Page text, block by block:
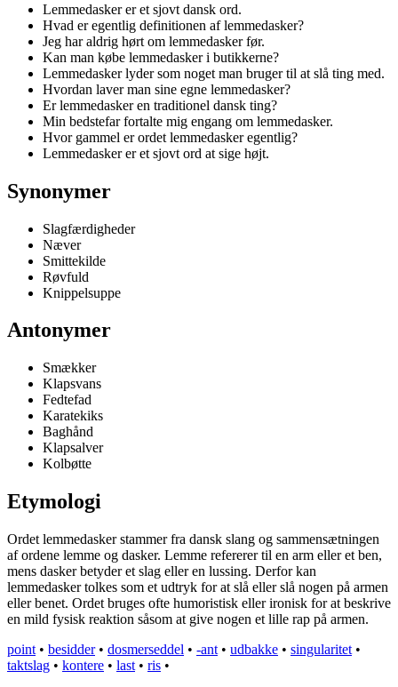
Lemmedasker er et sjovt dansk ord.
Hvad er egentlig definitionen af lemmedasker?
Jeg har aldrig hørt om lemmedasker før.
Kan man købe lemmedasker i butikkerne?
Lemmedasker lyder som noget man bruger til at slå ting med.
Hvordan laver man sine egne lemmedasker?
Er lemmedasker en traditionel dansk ting?
Min bedstefar fortalte mig engang om lemmedasker.
Hvor gammel er ordet lemmedasker egentlig?
Lemmedasker er et sjovt ord at sige højt.
Synonymer
Slagfærdigheder
Næver
Smittekilde
Røvfuld
Knippelsuppe
Antonymer
Smækker
Klapsvans
Fedtefad
Karatekiks
Baghånd
Klapsalver
Kolbøtte
Etymologi
Ordet lemmedasker stammer fra dansk slang og sammensætningen
af ordene lemme og dasker. Lemme refererer til en arm eller et ben,
mens dasker betyder et slag eller en lussing. Derfor kan
lemmedasker tolkes som et udtryk for at slå eller slå nogen på armen
eller benet. Ordet bruges ofte humoristisk eller ironisk for at beskrive
en mild fysisk reaktion såsom at give nogen et lille rap på armen.
point • besidder• dosmerseddel • -ant • udbakke • singularitet •
taktslag • kontere • last • ris •